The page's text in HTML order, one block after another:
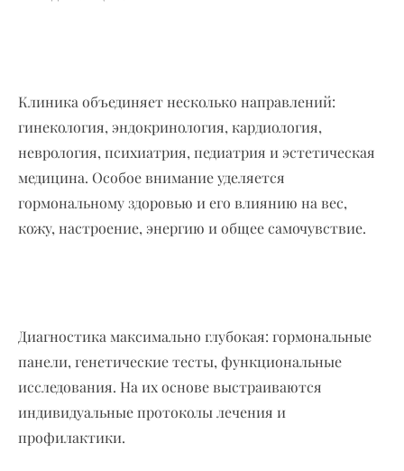
Клиника объединяет несколько направлений:
гинекология, эндокринология, кардиология,
неврология, психиатрия, педиатрия и эстетическая
медицина. Особое внимание уделяется
гормональному здоровью и его влиянию на вес,
кожу, настроение, энергию и общее самочувствие.
Диагностика максимально глубокая: гормональные
панели, генетические тесты, функциональные
исследования. На их основе выстраиваются
индивидуальные протоколы лечения и
профилактики.